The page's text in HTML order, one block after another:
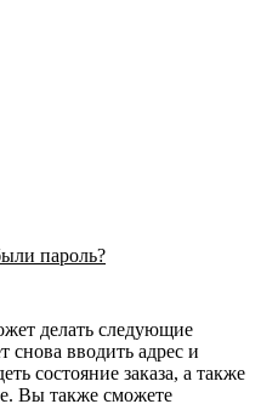
пароль?
делать следующие
снова вводить адрес и
состояние заказа, а также
Вы также сможете